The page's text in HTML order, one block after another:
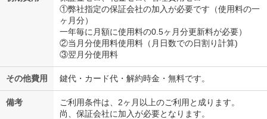
①弊社指定の保証会社の加入が必要です（使用料の一
ヶ月分）
一年毎に月額に使用料の0.5ヶ月分更新料が必要）
②当月分使用料使用料（月日数での日割り計算)
③翌月分使用料
その他費用 鍵代・カード代・解約時金・無料です。
備考
ご利用条件は、2ヶ月以上のご利用と成ります。
尚、保証会社に加入が必要となります。